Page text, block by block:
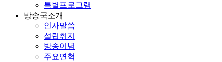
특별프로그램
방송국소개
인사말씀
설립취지
방송이념
주요연혁